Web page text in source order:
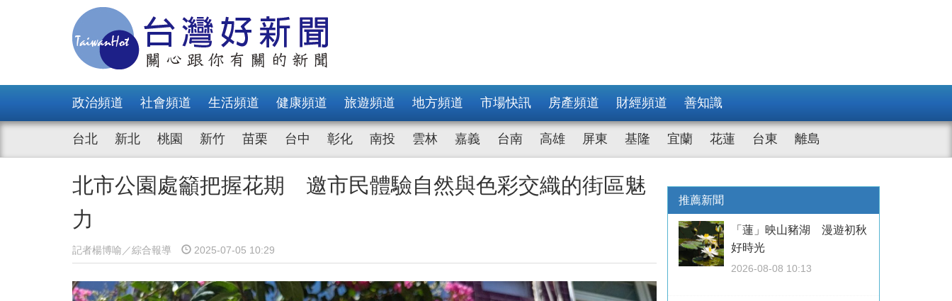
政治頻道 社會頻道 生活頻道 健康頻道 旅遊頻道 地方頻道 市場快訊 房產頻道 財經頻道 善知識
台北 新北 桃園 新竹 苗栗 台中 彰化 南投 雲林 嘉義 台南 高雄 屏東 基隆 宜蘭 花蓮 台東 離島
北市公園處籲把握花期 邀市民體驗自然與色彩交織的街區魅
力
記者楊博喻／綜合報導 2025-07-05 10:29
推薦新聞
「蓮」映山豬湖 漫遊初秋
好時光
2026-08-08 10:13